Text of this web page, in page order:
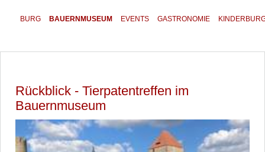
BURG BAUERNMUSEUM EVENTS GASTRONOMIE
Rückblick - Tierpatentreffen im
Bauernmuseum